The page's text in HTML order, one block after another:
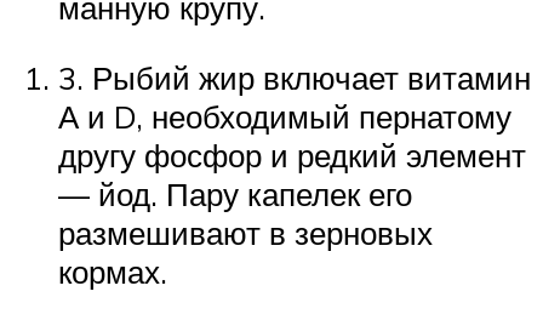
3. Рыбий жир включает витамин
А и D, необходимый пернатому
другу фосфор и редкий элемент
— йод. Пару капелек его
размешивают в зерновых
кормах.